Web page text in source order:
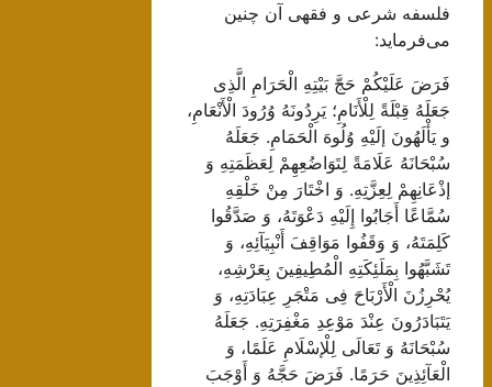
فلسفه شرعى و فقهى آن چنين
مى‌فرمايد:
فَرَضَ عَلَيْكُمْ حَجَّ بَيْتِهِ الْحَرَامِ الَّذِى
جَعَلَهُ قِبْلَةً لِلْأَنَامِ؛ يَرِدُونَهُ وُرُودَ الْأَنْعَامِ،
و يَأْلَهُونَ إلَيْهِ وُلُوهَ الْحَمَامِ. جَعَلَهُ
سُبْحَانَهُ عَلَامَةً لِتَوَاضُعِهِمْ لِعَظَمَتِهِ وَ
إذْعَانِهِمْ لِعِزَّتِهِ. وَ اخْتَارَ مِنْ خَلْقِهِ
سُمَّاعًا أَجَابُوا إِلَيْهِ دَعْوَتَهُ، وَ صَدَّقُوا
كَلِمَتَهُ، وَ وَقَفُوا مَوَاقِفَ أَنْبِيَآئِهِ، وَ
تَشَبَّهُوا بِمَلَئِكَتِهِ الْمُطِيفِينَ بِعَرْشِهِ،
يُحْرِزُنَ الْأَرْبَاحَ فِى مَتْجَرِ عِبَادَتِهِ، وَ
يَتَبَادَرُونَ عِنْدَ مَوْعِدِ مَغْفِرَتِهِ. جَعَلَهُ
سُبْحَانَهُ وَ تَعَالَى لِلْإسْلَامِ عَلَمًا، وَ
الْعَآئِذِينَ حَرَمًا. فَرَضَ حَجَّهُ وَ أَوْجَبَ